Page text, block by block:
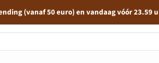
(vanaf 50 euro) en vandaag vóór 23.59